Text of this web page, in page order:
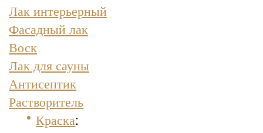
Лак интерьерный
Фасадный лак
Воск
Лак для сауны
Антисептик
Растворитель
Краска: